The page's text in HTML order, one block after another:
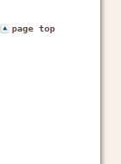
page top